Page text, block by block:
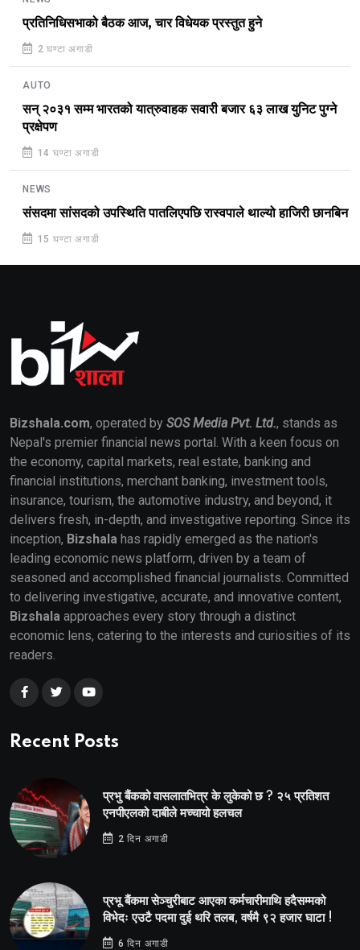
प्रतिनिधिसभाको बैठक आज, चार विधेयक प्रस्तुत हुने
2 घण्टा अगाडी
AUTO
सन् २०३१ सम्म भारतको यात्रुवाहक सवारी बजार ६३ लाख युनिट पुग्ने
प्रक्षेपण
14 घण्टा अगाडी
NEWS
संसदमा सांसदको उपस्थिति पातलिएपछि रास्वपाले थाल्यो हाजिरी छानबिन
15 घण्टा अगाडी
Bizshala.com, operated by SOS Media Pvt. Ltd., stands as
Nepal's premier financial news portal. With a keen focus on
the economy, capital markets, real estate, banking and
financial institutions, merchant banking, investment tools,
insurance, tourism, the automotive industry, and beyond, it
delivers fresh, in-depth, and investigative reporting. Since its
inception, Bizshala has rapidly emerged as the nation's
leading economic news platform, driven by a team of
seasoned and accomplished financial journalists. Committed
to delivering investigative, accurate, and innovative content,
Bizshala approaches every story through a distinct
economic lens, catering to the interests and curiosities of its
readers.
Recent Posts
प्रभु बैंकको वासलातभित्र के लुकेको छ ? २५ प्रतिशत
एनपीएलको दाबीले मच्चायो हलचल
2 दिन अगाडी
प्रभू बैंकमा सेञ्चुरीबाट आएका कर्मचारीमाथि हदैसम्मको
विभेदः एउटै पदमा दुई थरि तलब, वर्षमै ९२ हजार घाटा !
6 दिन अगाडी